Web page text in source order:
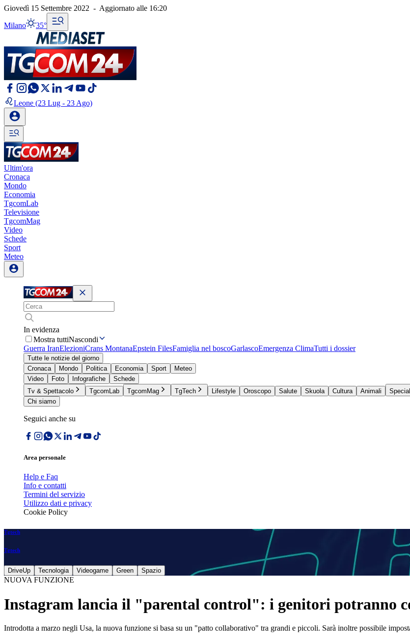
Giovedì 15 Settembre 2022 - Aggiornato alle 16:20
Milano 35°
Leone (23 Lug - 23 Ago)
Ultim'ora
Cronaca
Mondo
Economia
TgcomLab
Televisione
TgcomMag
Video
Schede
Sport
Meteo
In evidenza
Mostra tuttiNascondi
Guerra IranElezioniCrans MontanaEpstein FilesFamiglia nel boscoGarlascoEmergenza ClimaTutti i dossier
Tutte le notizie del giorno
Cronaca
Mondo Politica Economia Sport
Meteo
Video
Foto Infografiche
Schede
Tv & Spettacolo
TgcomLab TgcomMag TgTech Lifestyle Oroscopo Salute Skuola Cultura Animali
Chi siamo
Seguici anche su
Area personale
Help e Faq
Info e contatti
Termini del servizio
Utilizzo dati e privacy
Cookie Policy
Tgtech
Tgtech
DriveUp Tecnologia Videogame Green Spazio
NUOVA FUNZIONE
Instagram lancia il "parental control": i genitori potranno
Introdotta a marzo negli Usa, la nuova funzione si basa su un "patto collaborativo" tra grandi e piccoli. Sarà inoltre possibile